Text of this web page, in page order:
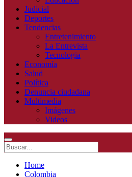
Judicial
Deportes
Tendencias
Entretenimiento
La Entrevista
Tecnologia
Economía
Salud
Política
Denuncia ciudadana
Multimedia
Imágenes
Videos
Home
Colombia